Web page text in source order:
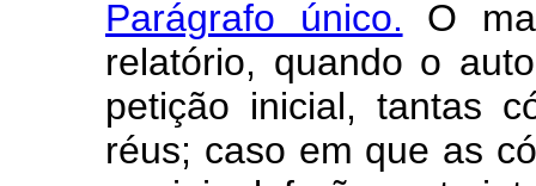
Parágrafo único. O
relatório, quando o
petição inicial, tantas
réus; caso em que as